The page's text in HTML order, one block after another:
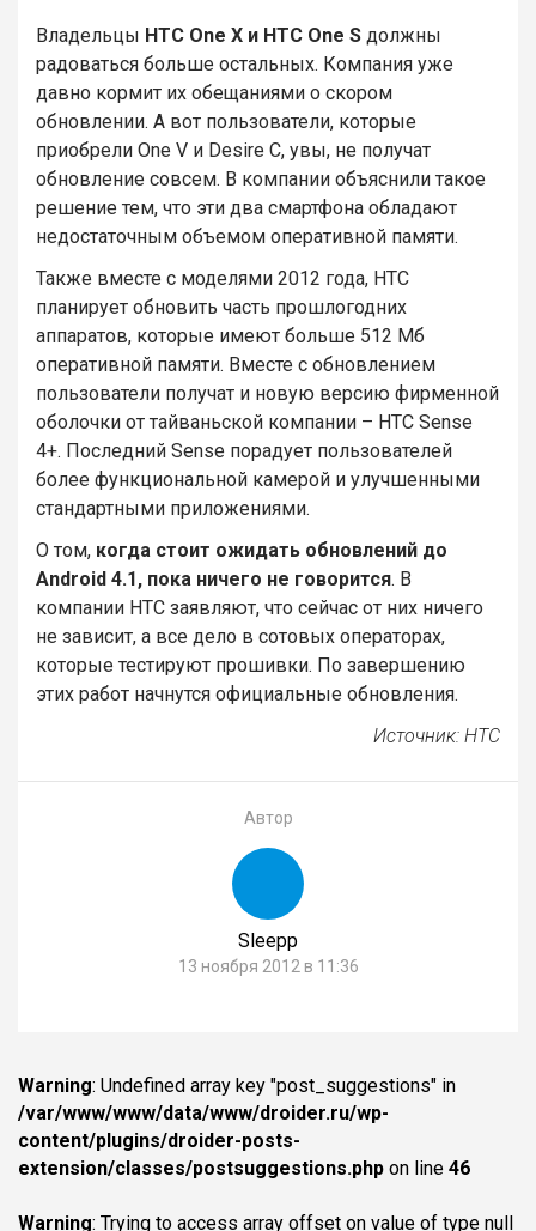
Владельцы HTC One X и HTC One S должны
радоваться больше остальных. Компания уже
давно кормит их обещаниями о скором
обновлении. А вот пользователи, которые
приобрели One V и Desire С, увы, не получат
обновление совсем. В компании объяснили такое
решение тем, что эти два смартфона обладают
недостаточным объемом оперативной памяти.
Также вместе с моделями 2012 года, НТС
планирует обновить часть прошлогодних
аппаратов, которые имеют больше 512 Мб
оперативной памяти. Вместе с обновлением
пользователи получат и новую версию фирменной
оболочки от тайваньской компании – HTC Sense
4+. Последний Sense порадует пользователей
более функциональной камерой и улучшенными
стандартными приложениями.
О том, когда стоит ожидать обновлений до
Android 4.1, пока ничего не говорится. В
компании HTC заявляют, что сейчас от них ничего
не зависит, а все дело в сотовых операторах,
которые тестируют прошивки. По завершению
этих работ начнутся официальные обновления.
Источник: НТС
Автор
Sleepp
13 ноября 2012 в 11:36
Warning: Undefined array key "post_suggestions" in
/var/www/www/data/www/droider.ru/wp-
content/plugins/droider-posts-
extension/classes/postsuggestions.php on line 46
Warning: Trying to access array offset on value of type null